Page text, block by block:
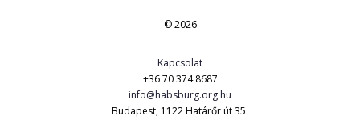
© 2026
Kapcsolat
+36 70 374 8687
info@habsburg.org.hu
Budapest, 1122 Határőr út 35.